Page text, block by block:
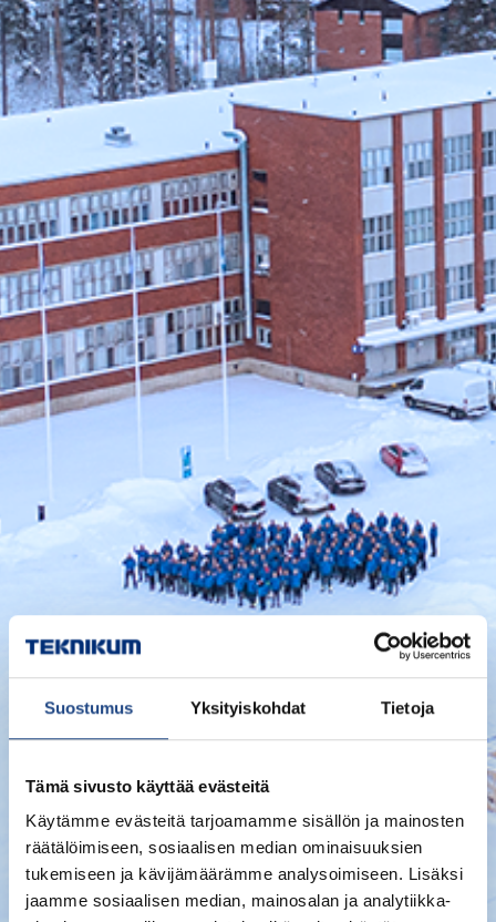
Suostumus Yksityiskohdat Tietoja
Tämä sivusto käyttää evästeitä
Käytämme evästeitä tarjoamamme sisällön ja mainosten
räätälöimiseen, sosiaalisen median ominaisuuksien
tukemiseen ja kävijämäärämme analysoimiseen. Lisäksi
jaamme sosiaalisen median, mainosalan ja analytiikka-